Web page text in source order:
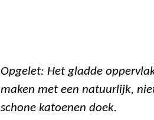
Opgelet: Het gladde
maken met een natuurlijk,
schone katoenen doek.